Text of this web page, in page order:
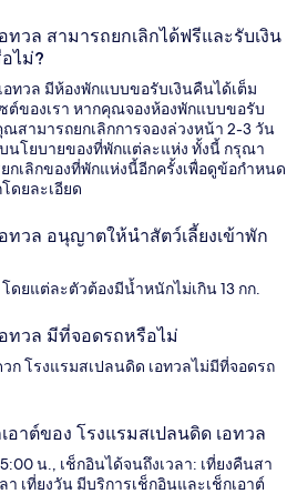
ทวล สามารถยกเลิกได้ฟรีและรับเงิน
ไม่?
ทวล มีห้องพักแบบขอรับเงินคืนได้เต็ม
ต์ของเรา หากคุณจองห้องพักแบบขอรับ
สามารถยกเลิกการจองล่วงหน้า 2-3 วัน
นโยบายของที่พักแต่ละแห่ง ทั้งนี้ กรุณา
กเลิกของที่พักแห่งนี้อีกครั้งเพื่อดูข้อกำหนด
ดยละเอียด
ทวล อนุญาตให้นำสัตว์เลี้ยงเข้าพัก
ดยแต่ละตัวต้องมีน้ำหนักไม่เกิน 13 กก.
ทวล มีที่จอดรถหรือไม่
ก โรงแรมสเปลนดิด เอทวลไม่มีที่จอดรถ
อาต์ของ โรงแรมสเปลนดิด เอทวล
น., เช็กอินได้จนถึงเวลา: เที่ยงคืนสา
า เที่ยงวัน มีบริการเช็กอินและเช็กเอาต์